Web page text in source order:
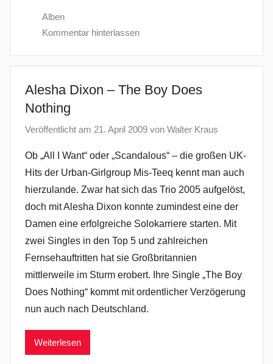
Alben
Kommentar hinterlassen
Alesha Dixon – The Boy Does
Nothing
Veröffentlicht am 21. April 2009 von Walter Kraus
Ob „All I Want“ oder „Scandalous“ – die großen UK-
Hits der Urban-Girlgroup Mis-Teeq kennt man auch
hierzulande. Zwar hat sich das Trio 2005 aufgelöst,
doch mit Alesha Dixon konnte zumindest eine der
Damen eine erfolgreiche Solokarriere starten. Mit
zwei Singles in den Top 5 und zahlreichen
Fernsehauftritten hat sie Großbritannien
mittlerweile im Sturm erobert. Ihre Single „The Boy
Does Nothing“ kommt mit ordentlicher Verzögerung
nun auch nach Deutschland.
Weiterlesen